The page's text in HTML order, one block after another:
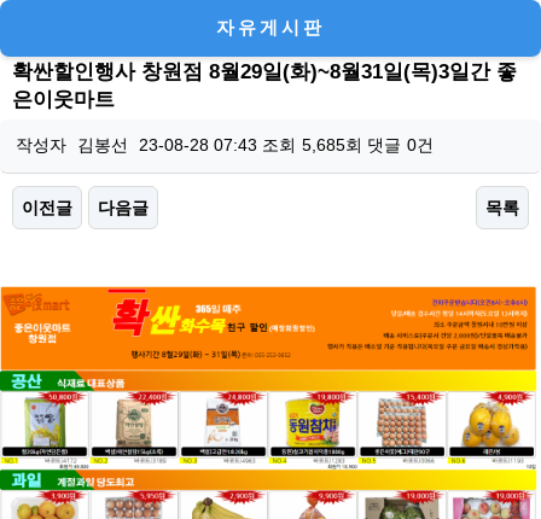
자유게시판
확싼할인행사 창원점 8월29일(화)~8월31일(목)3일간 좋
은이웃마트
작성자 김봉선 23-08-28 07:43 조회 5,685회 댓글 0건
이전글 다음글 목록
본문